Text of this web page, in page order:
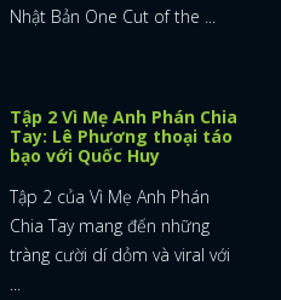
Nhật Bản One Cut of the ...
Tập 2 Vì Mẹ Anh Phán Chia
Tay: Lê Phương thoại táo
bạo với Quốc Huy
Tập 2 của Vì Mẹ Anh Phán
Chia Tay mang đến những
tràng cười dí dỏm và viral với